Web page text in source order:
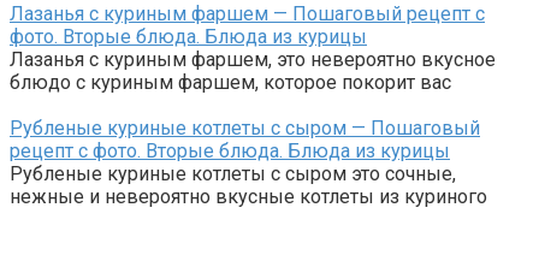
Лазанья с куриным фаршем — Пошаговый рецепт с
фото. Вторые блюда. Блюда из курицы
Лазанья с куриным фаршем, это невероятно вкусное
блюдо с куриным фаршем, которое покорит вас
Рубленые куриные котлеты с сыром — Пошаговый
рецепт с фото. Вторые блюда. Блюда из курицы
Рубленые куриные котлеты с сыром это сочные,
нежные и невероятно вкусные котлеты из куриного